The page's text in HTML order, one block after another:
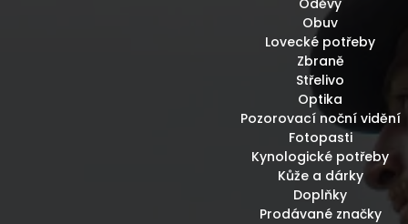
Obuv
Lovecké potřeby
Zbraně
Střelivo
Optika
Pozorovací noční vidění
Fotopasti
Kynologické potřeby
Kůže a dárky
Doplňky
Prodávané značky